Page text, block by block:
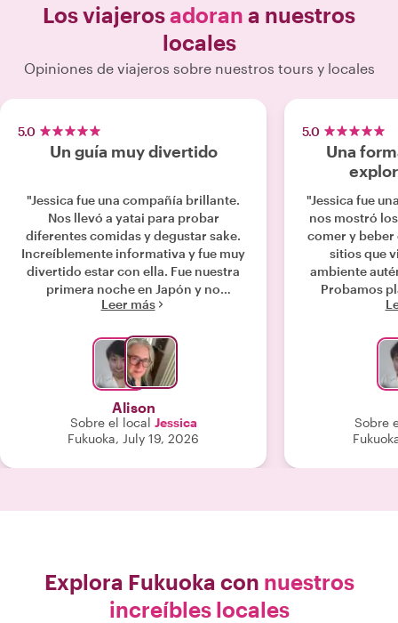
Los viajerosadoran a nuestros
locales
Opiniones de viajeros sobre nuestros tours y locales
5.0
Un guía muy divertido
"Jessica fue una compañía brillante.
Nos llevó a yatai para probar
diferentes comidas y degustar sake.
Increíblemente informativa y fue muy
divertido estar con ella. Fue nuestra
primera noche en Japón y no
podríamos haber estado en mejores
Leer más
Alison
Sobre el local Jessica
Fukuoka, July 19, 2026
5.0
Una
"Jessica fue
nos mostró
comer y beber
sitios que
ambiente
Probamos
parando
Fue una
recomiendo
un tour con
Sobre
Explora Fukuoka con nuestros
increíbles locales